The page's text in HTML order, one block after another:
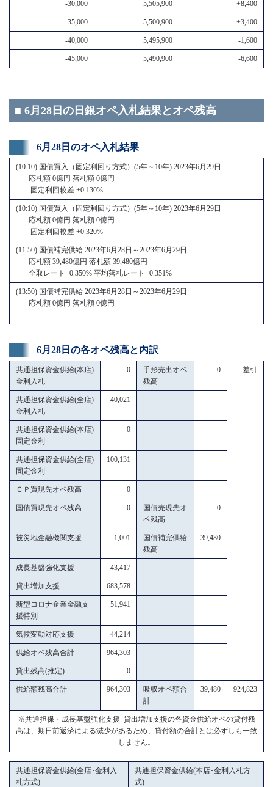
-30,000 5,505,900 +8,400
-35,000 5,500,900 +3,400
-40,000 5,495,900 -1,600
-45,000 5,490,900 -6,600
■ 6月28日の日銀オペ入札結果とオペ残高
6月28日のオペ入札結果
(10:10) 国債買入（固定利回り方式）(5年～10年) 2023年6月29日
応札額 0億円 落札額 0億円
固定利回較差 +0.130%
(10:10) 国債買入（固定利回り方式）(5年～10年) 2023年6月29日
応札額 0億円 落札額 0億円
固定利回較差 +0.320%
(11:50) 国債補完供給 2023年6月28日～2023年6月29日
応札額 39,480億円 落札額 39,480億円
全取レート -0.350% 平均落札レート -0.351%
(13:50) 国債補完供給 2023年6月28日～2023年6月29日
応札額 0億円 落札額 0億円
6月28日の各オペ残高と内訳
共通担保資金供給(本店)
金利入札
0
手形売出オペ
残高
0 差引
共通担保資金供給(全店)
金利入札
40,021
共通担保資金供給(本店)
固定金利
0
共通担保資金供給(全店)
固定金利
100,131
ＣＰ買現先オペ残高 0
国債買現先オペ残高 0
国債売現先オ
ペ残高
0
被災地金融機関支援 1,001
国債補完供給
残高
39,480
成長基盤強化支援 43,417
貸出増加支援 683,578
新型コロナ企業金融支
援特別
51,941
気候変動対応支援 44,214
供給オペ残高合計 964,303
貸出残高(推定) 0
供給額残高合計 964,303
吸収オペ額合
計
39,480 924,823
※共通担保・成長基盤強化支援･貸出増加支援の各資金供給オペの貸付残
高は、期日前返済による減少があるため、貸付額の合計とは必ずしも一致
しません。
共通担保資金供給(全店･金利入
札方式)
共通担保資金供給(本店･金利入札方
式)